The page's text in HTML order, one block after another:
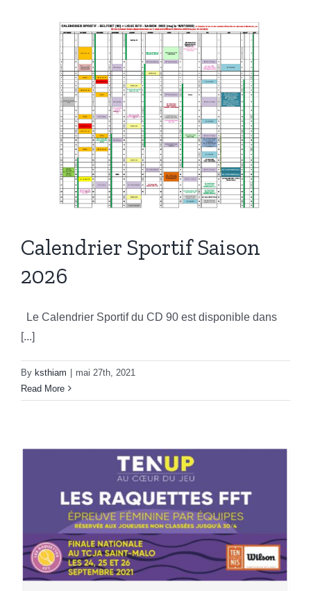
Calendrier Sportif Saison
2026
Le Calendrier Sportif du CD 90 est disponible dans
[...]
By ksthiam
mai 27th, 2021
Read More